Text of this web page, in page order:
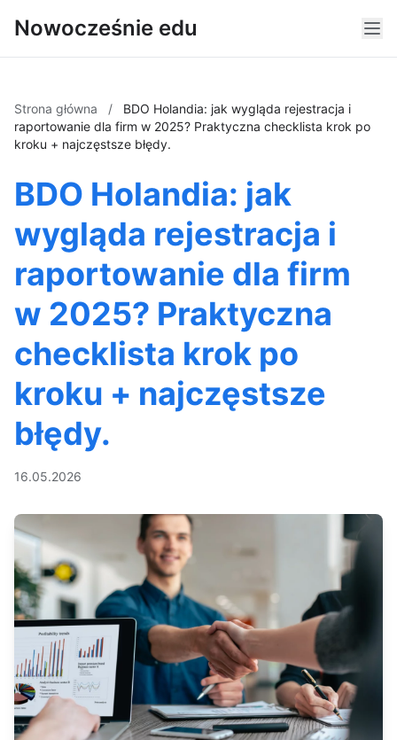
Nowocześnie edu
Strona główna /
BDO Holandia: jak wygląda rejestracja i
raportowanie dla firm w 2025? Praktyczna checklista krok po
kroku + najczęstsze błędy.
BDO Holandia: jak
wygląda rejestracja i
raportowanie dla firm
w 2025? Praktyczna
checklista krok po
kroku + najczęstsze
błędy.
16.05.2026